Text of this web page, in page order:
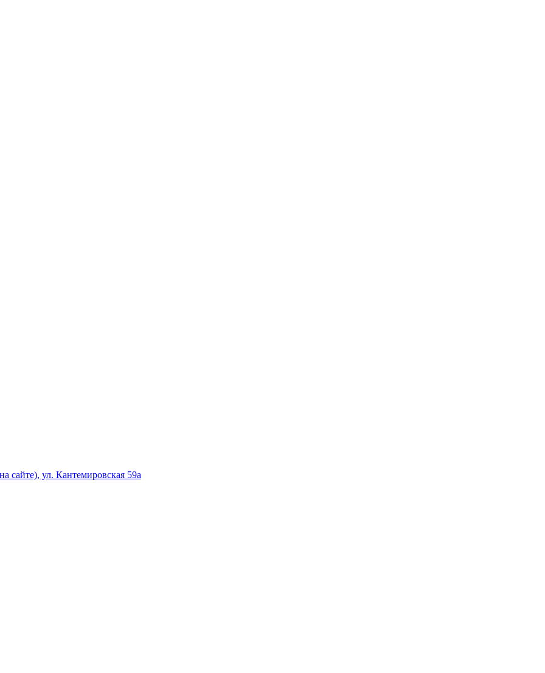
сайте), ул. Кантемировская 59а